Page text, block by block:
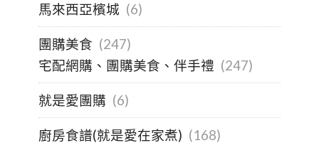
馬來西亞檳城 (6)
團購美食 (247)
宅配網購、團購美食、伴手禮 (247)
就是愛團購 (6)
廚房食譜(就是愛在家煮) (168)